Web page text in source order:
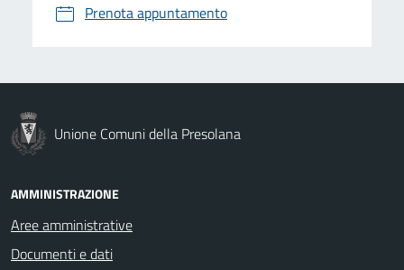
Prenota appuntamento
Unione Comuni della Presolana
AMMINISTRAZIONE
Aree amministrative
Documenti e dati